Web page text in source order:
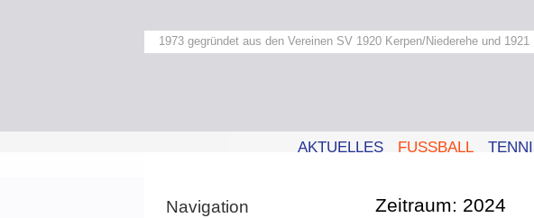
1973 gegründet aus den Vereinen SV 1920 Kerpen/Niederehe und 1921
AKTUELLES FUSSBALL
2024
Navigation